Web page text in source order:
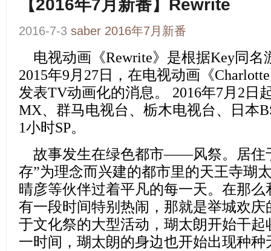
【2016年7月新番】Rewrite
2016-7-3 saber 2016年7月新番
电视动画 《Rewrite》 是根据Key同名
2015年9月27日，在电视动画 《Charlotte
发表TV动画化的消息。 2016年7月2日
MX、群马电视台、栃木电视台、日本
1小时SP。
故事发生在绿色都市——风祭。居住
存”为理念而兴建的都市里的天王寺瑚
晴彦等伙伴过着平凡的每一天。在那
有一段时间特别热闹，那就是举城欢
于文化祭的大型活动，瑚太朗开始干
一时间，瑚太朗的身边也开始出现种